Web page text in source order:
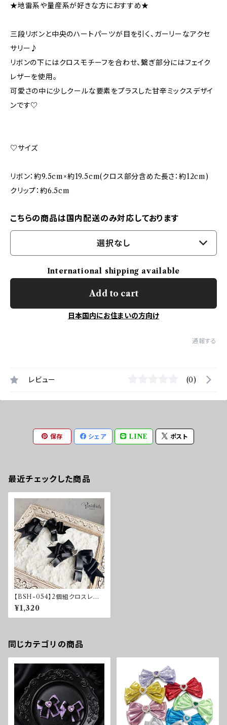
★地雷系や量産系が好きな方におすすめ★
三段リボンと中央のハートパーツが目を引く、ガーリーなアクセ
サリー♪
リボンの下にはクロスモチーフを合わせ、繋ぎ部分にはフェイク
レザーを使用。
可愛さの中に少しクールな要素をプラスした甘辛ミックスデザイ
ンです♡
♡サイズ
リボン：約9.5cm×約19.5cm(クロス部分含めた長さ：約12cm)
クリップ：約6.5cm
こちらの商品は国内配送のみ対応しております
選択なし
International shipping available
Add to cart
日本国内にお住まいの方向け
通報する
レビュー (0)
保存 シェア LINE ポスト
最近チェックした商品
【BSH-054】2個組クロスレザ
ーリボンクリップ
¥1,320
同じカテゴリの商品